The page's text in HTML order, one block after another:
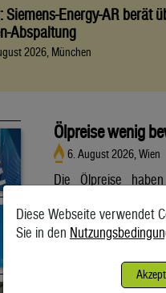
Siemens-Energy-AR berät
Abspaltung
2026, München
Ölpreise wenig
6. August 2026, Wien
Die Ölpreise
Brent aus der
Vormittag 79,75 US-
80 Dollar. Unter
Diese Webseite verwendet
Sie in den